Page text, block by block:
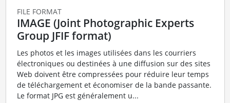
FILE FORMAT
IMAGE (Joint Photographic Experts
Group JFIF format)
Les photos et les images utilisées dans les courriers
électroniques ou destinées à une diffusion sur des sites
Web doivent être compressées pour réduire leur temps
de téléchargement et économiser de la bande passante.
Le format JPG est généralement u...